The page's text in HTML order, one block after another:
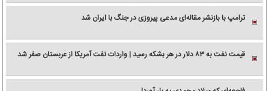
ترامپ با بازنشر مقاله‌ای مدعی پیروزی در جنگ با ایران شد
قیمت نفت به ۸۳ دلار در هر بشکه رسید | واردات نفت آمریکا از عربستان صفر شد